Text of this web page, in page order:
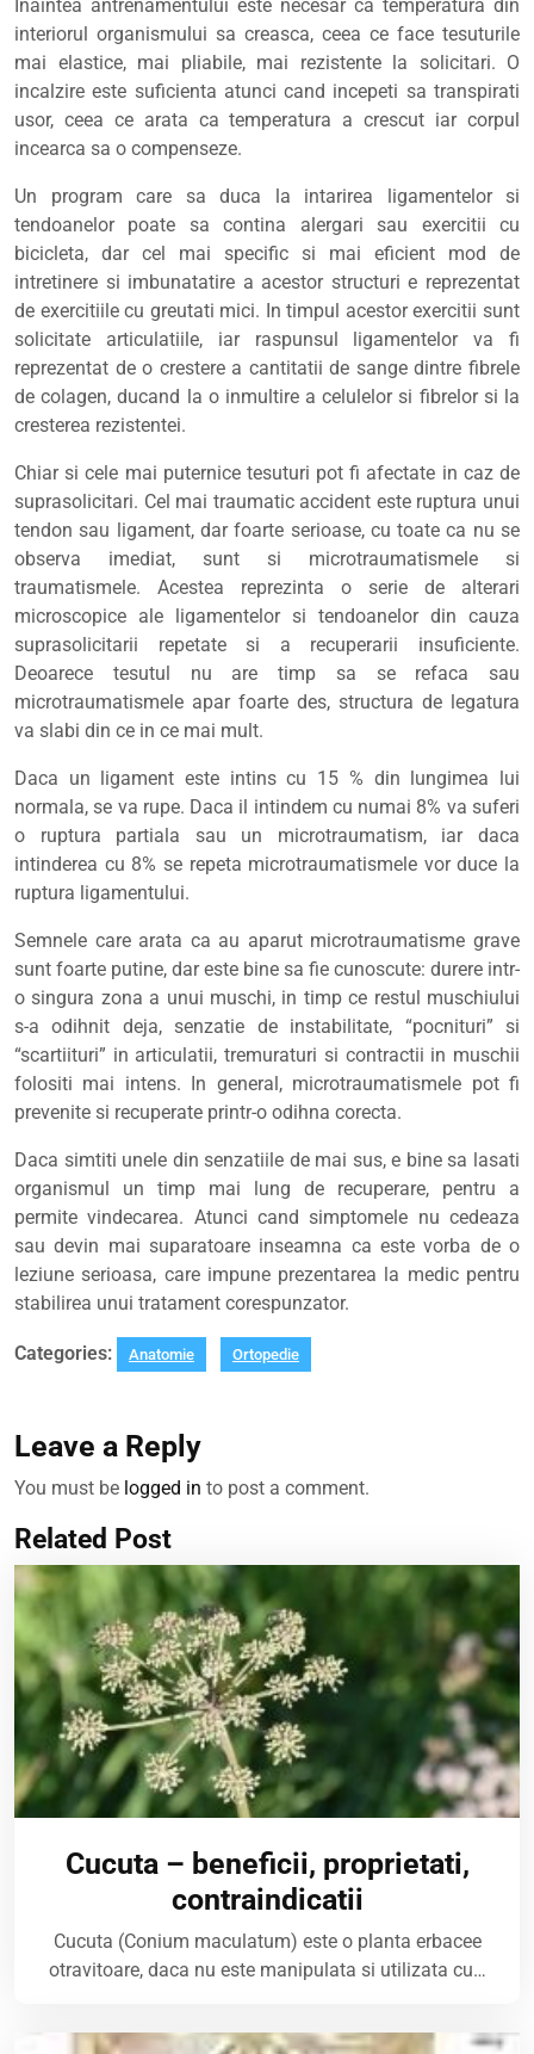
Inaintea antrenamentului este necesar ca temperatura din
interiorul organismului sa creasca, ceea ce face tesuturile
mai elastice, mai pliabile, mai rezistente la solicitari. O
incalzire este suficienta atunci cand incepeti sa transpirati
usor, ceea ce arata ca temperatura a crescut iar corpul
incearca sa o compenseze.
Un program care sa duca la intarirea ligamentelor si
tendoanelor poate sa contina alergari sau exercitii cu
bicicleta, dar cel mai specific si mai eficient mod de
intretinere si imbunatatire a acestor structuri e reprezentat
de exercitiile cu greutati mici. In timpul acestor exercitii sunt
solicitate articulatiile, iar raspunsul ligamentelor va fi
reprezentat de o crestere a cantitatii de sange dintre fibrele
de colagen, ducand la o inmultire a celulelor si fibrelor si la
cresterea rezistentei.
Chiar si cele mai puternice tesuturi pot fi afectate in caz de
suprasolicitari. Cel mai traumatic accident este ruptura unui
tendon sau ligament, dar foarte serioase, cu toate ca nu se
observa imediat, sunt si microtraumatismele si
traumatismele. Acestea reprezinta o serie de alterari
microscopice ale ligamentelor si tendoanelor din cauza
suprasolicitarii repetate si a recuperarii insuficiente.
Deoarece tesutul nu are timp sa se refaca sau
microtraumatismele apar foarte des, structura de legatura
va slabi din ce in ce mai mult.
Daca un ligament este intins cu 15 % din lungimea lui
normala, se va rupe. Daca il intindem cu numai 8% va suferi
o ruptura partiala sau un microtraumatism, iar daca
intinderea cu 8% se repeta microtraumatismele vor duce la
ruptura ligamentului.
Semnele care arata ca au aparut microtraumatisme grave
sunt foarte putine, dar este bine sa fie cunoscute: durere intr-
o singura zona a unui muschi, in timp ce restul muschiului
s-a odihnit deja, senzatie de instabilitate, “pocnituri” si
“scartiituri” in articulatii, tremuraturi si contractii in muschii
folositi mai intens. In general, microtraumatismele pot fi
prevenite si recuperate printr-o odihna corecta.
Daca simtiti unele din senzatiile de mai sus, e bine sa lasati
organismul un timp mai lung de recuperare, pentru a
permite vindecarea. Atunci cand simptomele nu cedeaza
sau devin mai suparatoare inseamna ca este vorba de o
leziune serioasa, care impune prezentarea la medic pentru
stabilirea unui tratament corespunzator.
Categories: Anatomie Ortopedie
Leave a Reply
You must be logged in to post a comment.
Related Post
Cucuta – beneficii, proprietati,
contraindicatii
Cucuta (Conium maculatum) este o planta erbacee
otravitoare, daca nu este manipulata si utilizata cu…